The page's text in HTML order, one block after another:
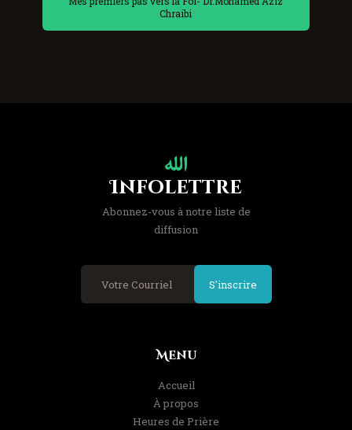
Chraibi
Infolettre
Abonnez-vous à notre liste de
diffusion
S'inscrire
Menu
Accueil
À propos
Heures de Prière